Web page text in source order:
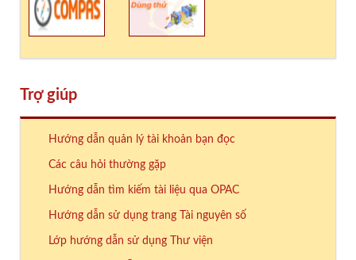
Trợ giúp
Hướng dẫn quản lý tài khoản bạn đọc
Các câu hỏi thường gặp
Hướng dẫn tìm kiếm tài liệu qua OPAC
Hướng dẫn sử dụng trang Tài nguyên số
Lớp hướng dẫn sử dụng Thư viện